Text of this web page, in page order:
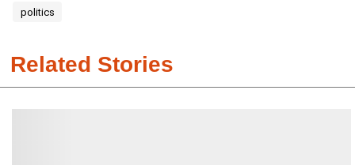
politics
Related Stories